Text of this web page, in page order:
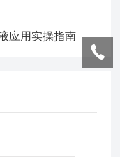
应用实操指南